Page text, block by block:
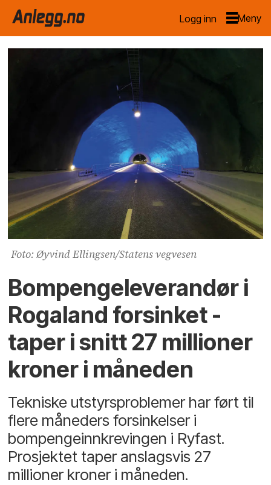
Logg inn
Foto: Øyvind Ellingsen/Statens vegvesen
Bompengeleverandør i
Rogaland forsinket -
taper i snitt 27 millioner
kroner i måneden
Tekniske utstyrsproblemer har ført til
flere måneders forsinkelser i
bompengeinnkrevingen i Ryfast.
Prosjektet taper anslagsvis 27
millioner kroner i måneden.